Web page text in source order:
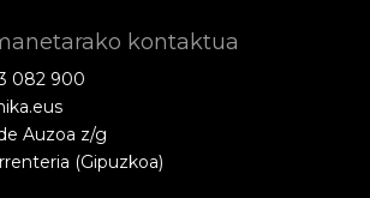
kontaktua
082 900
Auzoa z/g
(Gipuzkoa)